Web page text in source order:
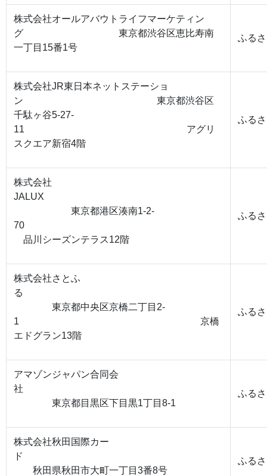
株式会社オールアバウトライフマーケティン
グ 東京都渋谷区恵比寿南
一丁目15番1号
ふる
株式会社JR東日本ネットステーショ
ン 東京都渋谷区
千駄ヶ谷5-27-
11 アグリ
スクエア新宿4階
ふる
株式会社
JALUX
東京都港区湊南1-2-
70
品川シーズンテラス12階
ふる
株式会社さとふ
る
東京都中央区京橋二丁目2-
1 京橋
エドグラン13階
ふる
アマゾンジャパン合同会
社
東京都目黒区下目黒1丁目8-1
ふる
株式会社秋田国際カー
ド
秋田県秋田市大町一丁目3番8号
ふる